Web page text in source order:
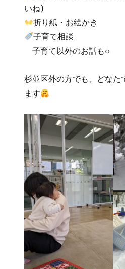
いね)
折り紙・お絵かき
子育て相談
子育て以外のお話も○
杉並区外の方でも、どなた
ます